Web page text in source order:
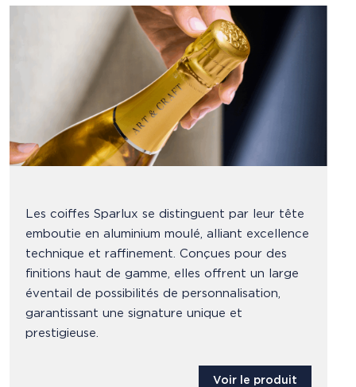
Les coiffes Sparlux se distinguent par leur tête
emboutie en aluminium moulé, alliant excellence
technique et raffinement. Conçues pour des
finitions haut de gamme, elles offrent un large
éventail de possibilités de personnalisation,
garantissant une signature unique et
prestigieuse.
Voir le produit